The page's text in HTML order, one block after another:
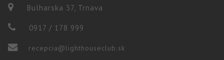
Bulharska 37, Trnava
0917 / 178 999
recepcia@lighthouseclub.sk